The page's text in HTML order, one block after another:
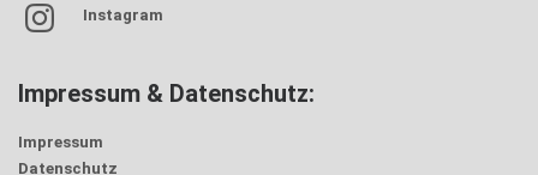
Instagram
Impressum & Datenschutz:
Impressum
Datenschutz